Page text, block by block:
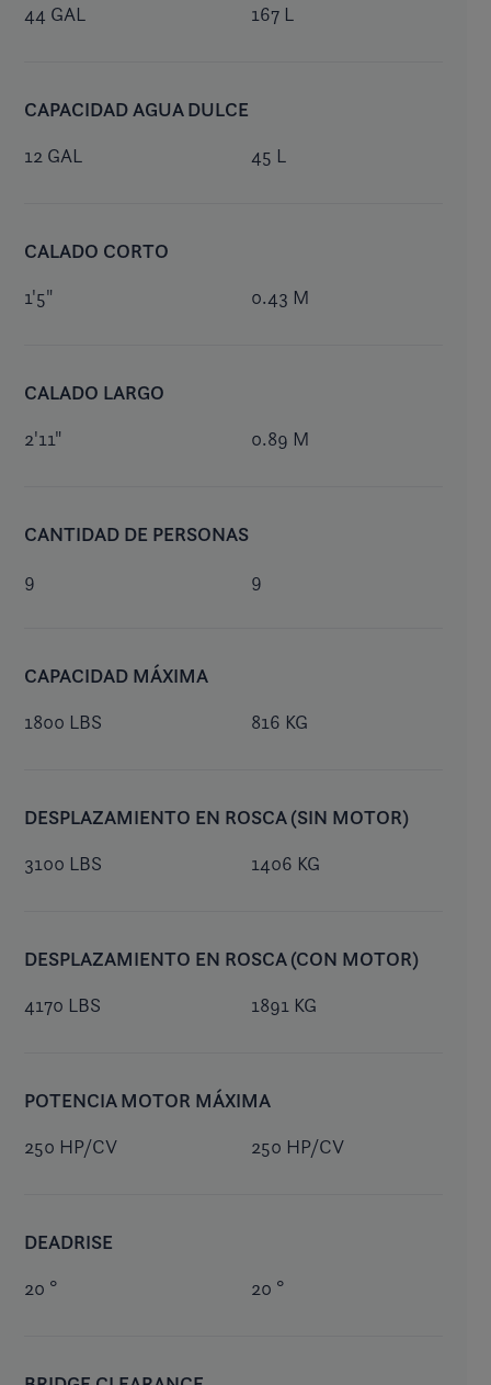
44 GAL 167 L
CAPACIDAD AGUA DULCE
12 GAL 45 L
CALADO CORTO
1'5" 0.43 M
CALADO LARGO
2'11" 0.89 M
CANTIDAD DE PERSONAS
9 9
CAPACIDAD MÁXIMA
1800 LBS 816 KG
DESPLAZAMIENTO EN ROSCA (SIN MOTOR)
3100 LBS 1406 KG
DESPLAZAMIENTO EN ROSCA (CON MOTOR)
4170 LBS 1891 KG
POTENCIA MOTOR MÁXIMA
250 HP/CV 250 HP/CV
DEADRISE
20 ° 20 °